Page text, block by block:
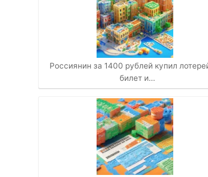
Россиянин за 1400 рублей купил
билет и…